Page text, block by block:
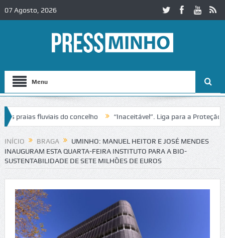
07 Agosto, 2026
Menu
fluviais do concelho “Inaceitável”. Liga para a Proteção da
trânsito no IC2 em Alcobaça Igreja do Castelo de Cerveira
INÍCIO BRAGA
UMINHO: MANUEL HEITOR E JOSÉ MENDES
INAUGURAM ESTA QUARTA-FEIRA INSTITUTO PARA A BIO-
SUSTENTABILIDADE DE SETE MILHÕES DE EUROS